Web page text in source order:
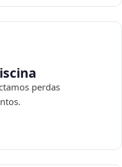
perdas